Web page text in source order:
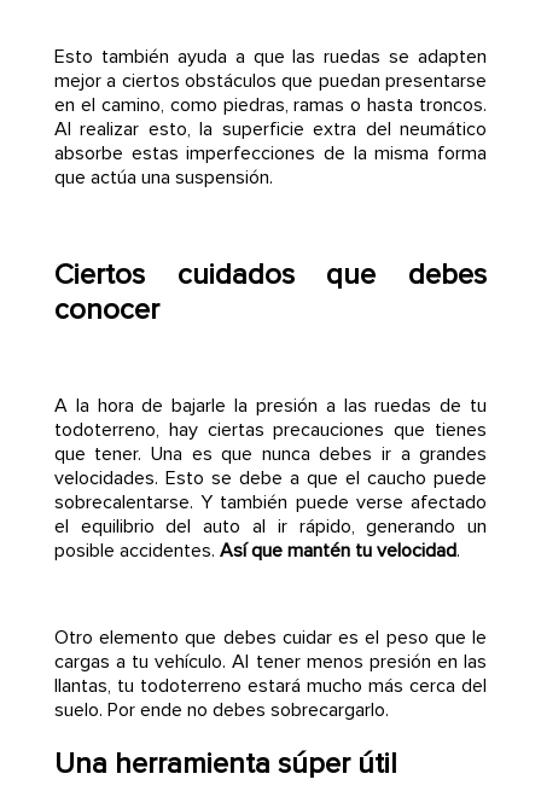
Esto también ayuda a que las ruedas se adapten
mejor a ciertos obstáculos que puedan presentarse
en el camino, como piedras, ramas o hasta troncos.
Al realizar esto, la superficie extra del neumático
absorbe estas imperfecciones de la misma forma
que actúa una suspensión.
Ciertos cuidados que debes
conocer
A la hora de bajarle la presión a las ruedas de tu
todoterreno, hay ciertas precauciones que tienes
que tener. Una es que nunca debes ir a grandes
velocidades. Esto se debe a que el caucho puede
sobrecalentarse. Y también puede verse afectado
el equilibrio del auto al ir rápido, generando un
posible accidentes. Así que mantén tu velocidad.
Otro elemento que debes cuidar es el peso que le
cargas a tu vehículo. Al tener menos presión en las
llantas, tu todoterreno estará mucho más cerca del
suelo. Por ende no debes sobrecargarlo.
Una herramienta súper útil